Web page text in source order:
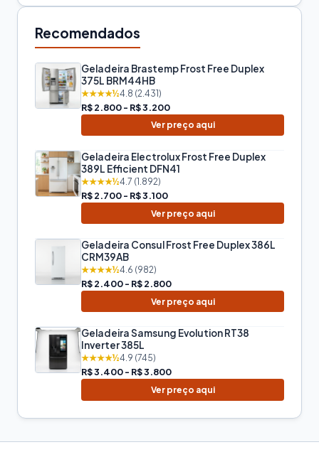
Recomendados
Geladeira Brastemp Frost Free Duplex
375L BRM44HB
★★★★½4.8 (2.431)
R$ 2.800 - R$ 3.200
Ver preço aqui
Geladeira Electrolux Frost Free Duplex
389L Efficient DFN41
★★★★½4.7 (1.892)
R$ 2.700 - R$ 3.100
Ver preço aqui
Geladeira Consul Frost Free Duplex 386L
CRM39AB
★★★★½4.6 (982)
R$ 2.400 - R$ 2.800
Ver preço aqui
Geladeira Samsung Evolution RT38
Inverter 385L
★★★★½4.9 (745)
R$ 3.400 - R$ 3.800
Ver preço aqui